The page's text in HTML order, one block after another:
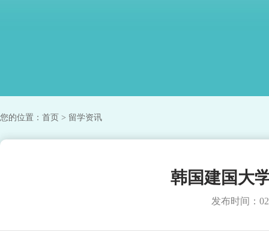
您的位置： 首页 > 留学资讯
韩国建国大
发布时间：